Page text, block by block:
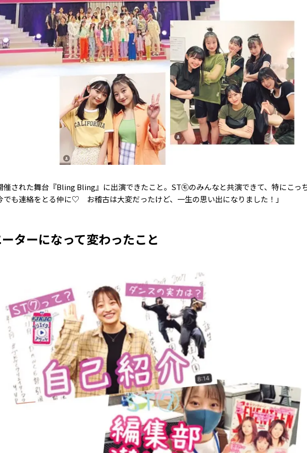
催された舞台『Bling Bling』に出演できたこと。ST㋲のみんなと共演できて、特にこっ
でも連絡をとる仲に♡ お稽古は大変だったけど、一生の思い出になりました！」
ターになって変わったこと